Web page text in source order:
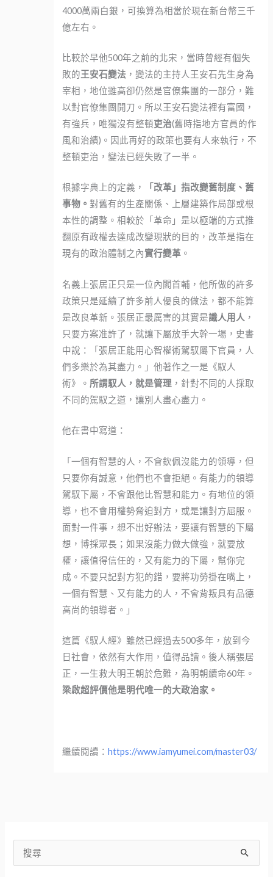
4000萬兩白銀，可換算為相當於現在新台幣三千
億左右。
比較於早他500年之前的北宋，當時曾經有個失
敗的王安石變法 ，變法的主持人王安石先生身為
宰相，地位雖高卻仍然是官僚集團的一部分，難
以對官僚集團開刀。所以王安石變法裡有富國，
有強兵，唯獨沒有整頓吏治(舊時指地方官員的作
風和治績)。因此再好的政策也要有人來執行，不
整頓吏治，變法已經失敗了一半。
根據字典上的定義，
「改革」指改變舊制度、舊
事物。對舊有的生產關係、上層建築作局部或根
本性的調整。相較於「革命」是以極端的方式推
翻原有政權去達成改變現狀的目的，改革是指在
現有的政治體制之內實行變革 。
名義上張居正只是一位內閣首輔，他所做的許多
政策只是延續了許多前人優良的做法，都不能算
是改良革新。張居正最厲害的其實是識人用人 ，
只要方案准許了，就讓下屬放手大幹一場，史書
中說：「張居正能用心智權術駕馭屬下官員，人
們多樂於為其盡力。」他著作之一是《馭人
術》。 所謂馭人，就是管理 ，針對不同的人採取
不同的駕馭之道，讓別人盡心盡力。
他在書中寫道：
「一個有智慧的人，不會欽佩沒能力的領導，但
只要你有誠意，他們也不會拒絕。有能力的領導
駕馭下屬，不會跟他比智慧和能力。有地位的領
導，也不會用權勢脅迫對方，或是讓對方屈服。
面對一件事，想不出好辦法，要讓有智慧的下屬
想，博採眾長；如果沒能力做大做強，就要放
權，讓值得信任的，又有能力的下屬，幫你完
成。不要只記對方犯的錯，要將功勞掛在嘴上，
一個有智慧、又有能力的人，不會背叛具有品德
高尚的領導者。」
這篇《馭人經》雖然已經過去500多年，放到今
日社會，依然有大作用，值得品讀。後人稱張居
正，一生救大明王朝於危難，為明朝續命60年。
梁啟超評價他是明代唯一的大政治家。
繼續閱讀：https://www.iamyumei.com/master03/